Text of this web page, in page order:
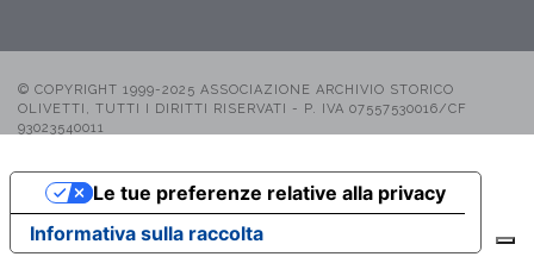
© COPYRIGHT 1999-2025 ASSOCIAZIONE ARCHIVIO STORICO
OLIVETTI, TUTTI I DIRITTI RISERVATI - P. IVA 07557530016/CF
93023540011
Informativa sulla raccolta
Le tue preferenze relative alla privacy